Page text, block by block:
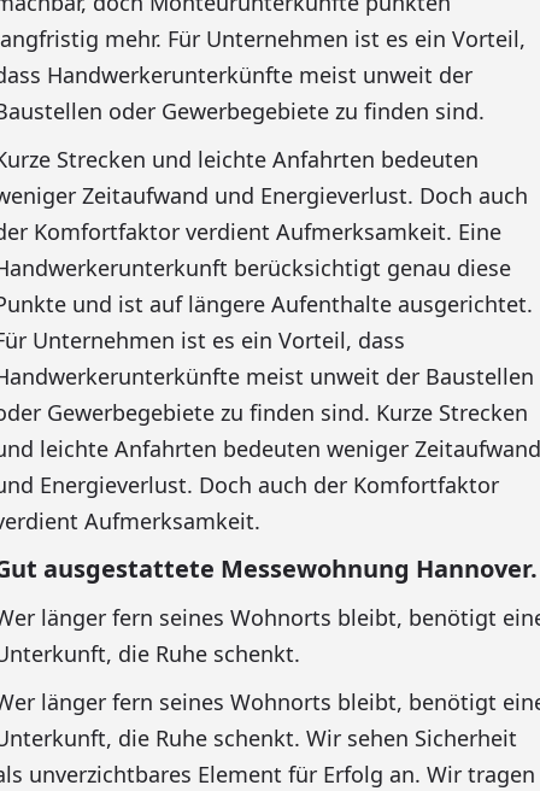
mehr. Für Unternehmen ist es ein Vorteil,
Handwerkerunterkünfte meist unweit der
oder Gewerbegebiete zu finden sind.
Strecken und leichte Anfahrten bedeuten
Zeitaufwand und Energieverlust. Doch auch
Komfortfaktor verdient Aufmerksamkeit. Eine
berücksichtigt genau diese
und ist auf längere Aufenthalte ausgerichtet.
Unternehmen ist es ein Vorteil, dass
meist unweit der Baustellen
Gewerbegebiete zu finden sind. Kurze Strecken
leichte Anfahrten bedeuten weniger Zeitaufwand
Energieverlust. Doch auch der Komfortfaktor
Aufmerksamkeit.
ausgestattete Messewohnung Hannover.
länger fern seines Wohnorts bleibt, benötigt
die Ruhe schenkt.
länger fern seines Wohnorts bleibt, benötigt
die Ruhe schenkt. Wir sehen Sicherheit
unverzichtbares Element für Erfolg an. Wir tragen